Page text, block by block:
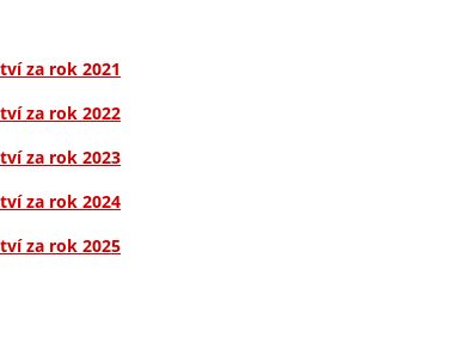
za rok 2021
za rok 2022
za rok 2023
za rok 2024
za rok 2025